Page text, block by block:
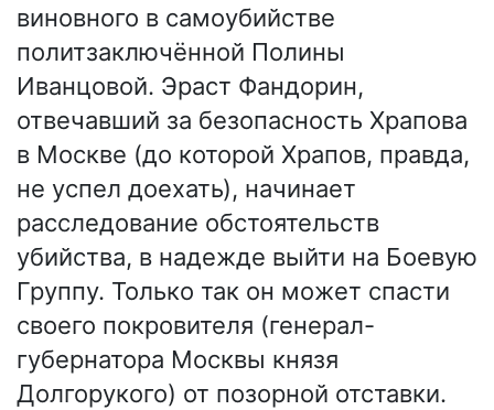
виновного в самоубийстве
политзаключённой Полины
Иванцовой. Эраст Фандорин,
отвечавший за безопасность Храпова
в Москве (до которой Храпов, правда,
не успел доехать), начинает
расследование обстоятельств
убийства, в надежде выйти на Боевую
Группу. Только так он может спасти
своего покровителя (генерал-
губернатора Москвы князя
Долгорукого) от позорной отставки.